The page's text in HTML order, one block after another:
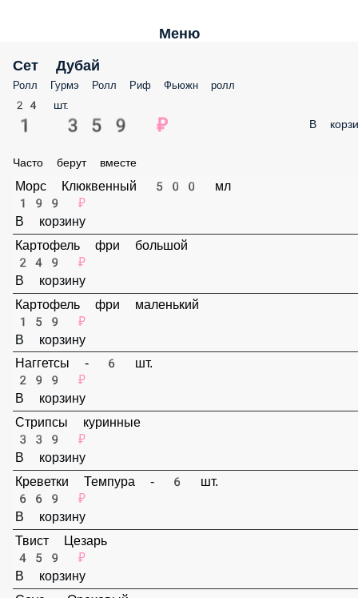
Меню
Сет Дубай
Ролл Гурмэ Ролл Риф Фьюжн ролл
24 шт.
1 359 ₽ В
Часто берут вместе
Морс Клюквенный 500 мл
199 ₽
В корзину
Картофель фри большой
249 ₽
В корзину
Картофель фри маленький
159 ₽
В корзину
Наггетсы - 6 шт.
299 ₽
В корзину
Стрипсы куринные
339 ₽
В корзину
Креветки Темпура - 6 шт.
669 ₽
В корзину